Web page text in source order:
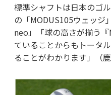
標準シャフトは日本のゴ
の「MODUS105ウェッジ
neo」「球の高さが揃う
ていることからもトータ
ることがわかります」（鹿